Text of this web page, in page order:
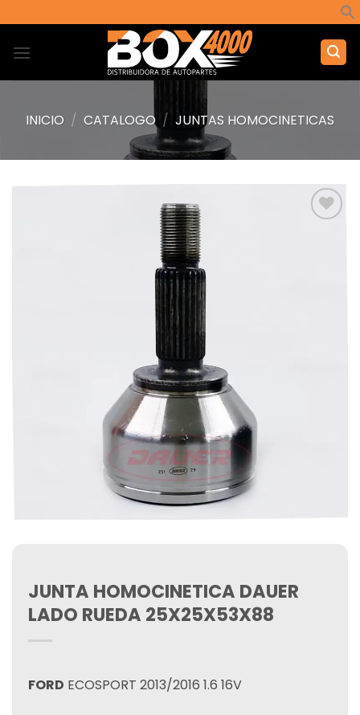
al
contenido
INICIO / CATALOGO / JUNTAS HOMOCINETICAS
JUNTA HOMOCINETICA DAUER
LADO RUEDA 25X25X53X88
FORD ECOSPORT 2013/2016 1.6 16V